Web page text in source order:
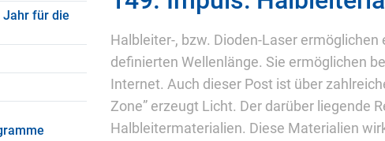
Jahr für die
Halbleiter-, bzw. Dioden-Laser
definierten Wellenlänge. Sie ermöglichen
Internet. Auch dieser Post ist über
Zone” erzeugt Licht. Der darüber liegende
Halbleitermaterialien. Diese Materialien